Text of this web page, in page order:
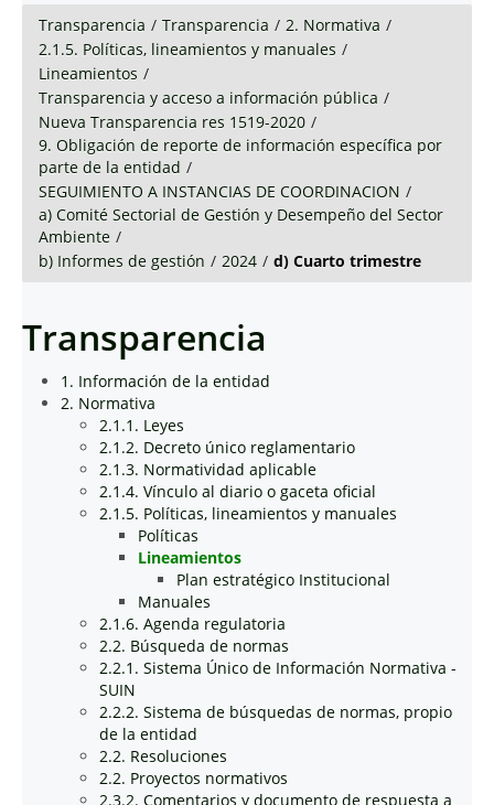
Transparencia / Transparencia / 2. Normativa /
2.1.5. Políticas, lineamientos y manuales /
Lineamientos /
Transparencia y acceso a información pública /
Nueva Transparencia res 1519-2020 /
9. Obligación de reporte de información específica por
parte de la entidad /
SEGUIMIENTO A INSTANCIAS DE COORDINACION /
a) Comité Sectorial de Gestión y Desempeño del Sector
Ambiente /
b) Informes de gestión / 2024 / d) Cuarto trimestre
Transparencia
1. Información de la entidad
2. Normativa
2.1.1. Leyes
2.1.2. Decreto único reglamentario
2.1.3. Normatividad aplicable
2.1.4. Vínculo al diario o gaceta oficial
2.1.5. Políticas, lineamientos y manuales
Políticas
Lineamientos
Plan estratégico Institucional
Manuales
2.1.6. Agenda regulatoria
2.2. Búsqueda de normas
2.2.1. Sistema Único de Información Normativa -
SUIN
2.2.2. Sistema de búsquedas de normas, propio
de la entidad
2.2. Resoluciones
2.2. Proyectos normativos
2.3.2. Comentarios y documento de respuesta a